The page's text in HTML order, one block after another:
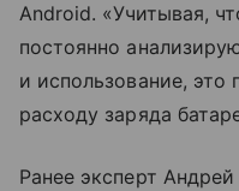
Android. «Учитывая,
постоянно
и использование,
расходу заряда
Ранее эксперт